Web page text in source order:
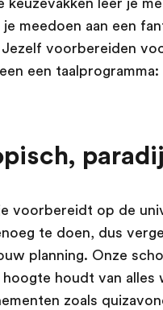
keuzevakken leer je
meedoen aan een
voorbereiden
een
voorbereidt op de
te doen, dus
planning. Onze
houdt van alles
zoals